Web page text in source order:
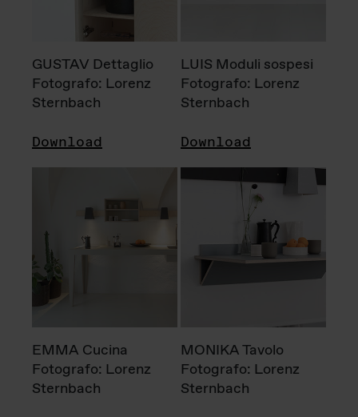
GUSTAV Dettaglio
Fotografo: Lorenz
Sternbach
Download
LUIS Moduli sospesi
Fotografo: Lorenz
Sternbach
Download
EMMA Cucina
Fotografo: Lorenz
Sternbach
MONIKA Tavolo
Fotografo: Lorenz
Sternbach